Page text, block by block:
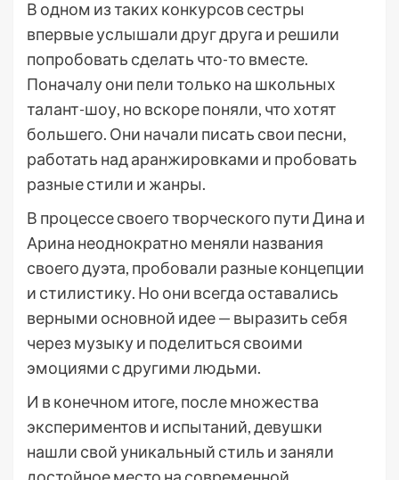
В одном из таких конкурсов сестры
впервые услышали друг друга и решили
попробовать сделать что-то вместе.
Поначалу они пели только на школьных
талант-шоу, но вскоре поняли, что хотят
большего. Они начали писать свои песни,
работать над аранжировками и пробовать
разные стили и жанры.
В процессе своего творческого пути Дина и
Арина неоднократно меняли названия
своего дуэта, пробовали разные концепции
и стилистику. Но они всегда оставались
верными основной идее — выразить себя
через музыку и поделиться своими
эмоциями с другими людьми.
И в конечном итоге, после множества
экспериментов и испытаний, девушки
нашли свой уникальный стиль и заняли